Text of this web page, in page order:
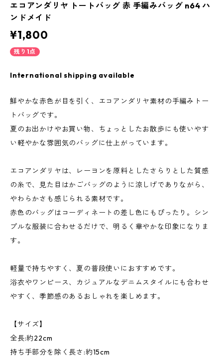
エコアンダリヤ トートバッグ 赤 手編みバッグ n64 ハ
ンドメイド
¥1,800
残り1点
International shipping available
鮮やかな赤色が目を引く、エコアンダリヤ素材の手編みトー
トバッグです。
夏のお出かけやお買い物、ちょっとしたお散歩にも使いやす
い軽やかな雰囲気のバッグに仕上がっています。
エコアンダリヤは、レーヨンを原料としたさらりとした質感
の糸で、見た目はかごバッグのように涼しげでありながら、
やわらかさも感じられる素材です。
赤色のバッグはコーディネートの差し色にもぴったり。シン
プルな服装に合わせるだけで、明るく華やかな印象になりま
す。
軽量で持ちやすく、夏の普段使いにおすすめです。
浴衣やワンピース、カジュアルなデニムスタイルにも合わせ
やすく、季節感のあるおしゃれを楽しめます。
【サイズ】
全長:約22cm
持ち手部分を除く長さ:約15cm